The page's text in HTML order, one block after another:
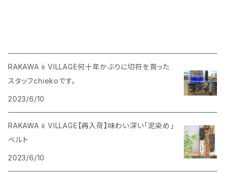
RAKAWA ii VILLAGE何十年かぶりに切符を買った
スタッフchiekoです。
2023/6/10
RAKAWA ii VILLAGE【再入荷】味わい深い「泥染め」
ベルト
2023/6/10